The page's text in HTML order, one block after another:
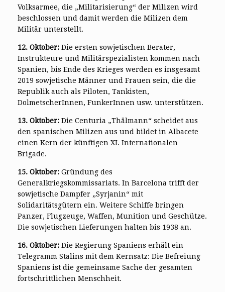
Volksarmee, die „Militarisierung“ der Milizen wird
beschlossen und damit werden die Milizen dem
Militär unterstellt.
12. Oktober: Die ersten sowjetischen Berater,
Instrukteure und Militärspezialisten kommen nach
Spanien, bis Ende des Krieges werden es insgesamt
2019 sowjetische Männer und Frauen sein, die die
Republik auch als Piloten, Tankisten,
DolmetscherInnen, FunkerInnen usw. unterstützen.
13. Oktober: Die Centuria „Thälmann“ scheidet aus
den spanischen Milizen aus und bildet in Albacete
einen Kern der künftigen XI. Internationalen
Brigade.
15. Oktober: Gründung des
Generalkriegskommissariats. In Barcelona trifft der
sowjetische Dampfer „Syrjanin“ mit
Solidaritätsgütern ein. Weitere Schiffe bringen
Panzer, Flugzeuge, Waffen, Munition und Geschütze.
Die sowjetischen Lieferungen halten bis 1938 an.
16. Oktober: Die Regierung Spaniens erhält ein
Telegramm Stalins mit dem Kernsatz: Die Befreiung
Spaniens ist die gemeinsame Sache der gesamten
fortschrittlichen Menschheit.